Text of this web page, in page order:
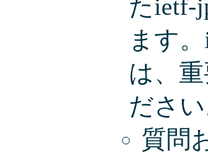
たietf-
ます
は、
ださい
質問